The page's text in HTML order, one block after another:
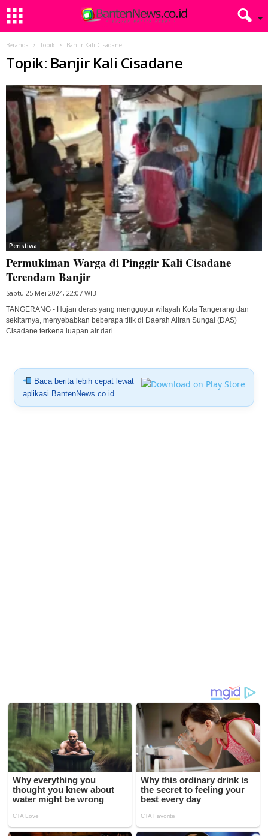
Beranda Topik Banjir Kali Cisadane
Topik: Banjir Kali Cisadane
Peristiwa
Permukiman Warga di Pinggir Kali Cisadane
Terendam Banjir
Sabtu 25 Mei 2024, 22:07 WIB
TANGERANG - Hujan deras yang mengguyur wilayah Kota Tangerang dan
sekitarnya, menyebabkan beberapa titik di Daerah Aliran Sungai (DAS)
Cisadane terkena luapan air dari...
Baca berita lebih cepat lewat
aplikasi BantenNews.co.id